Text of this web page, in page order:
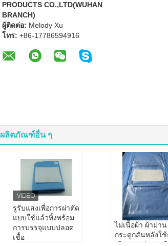
PRODUCTS CO.,LTD(WUHAN
BRANCH)
ผู้ติดต่อ: Melody Xu
โทร: +86-17786594916
ผลิตภัณฑ์อื่น ๆ
รูรับแสงเพื่อการผ่าตัด
แบบใช้แล้วทิ้งพร้อม
การบรรจุแบบปลอด
เชื้อ
ไม่เนื้อผ้า ผ้าม่าน
กระดูกสันหลังใช้